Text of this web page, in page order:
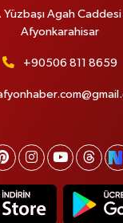
Yüzbaşı Agah
Afyonkarahisar
+90506 811 8659